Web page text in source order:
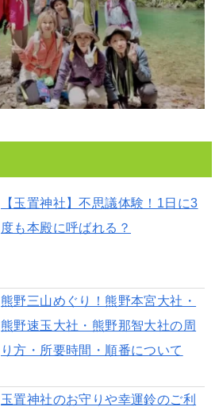
【玉置神社】不思議体験！1日に3
度も本殿に呼ばれる？
熊野三山めぐり！熊野本宮大社・
熊野速玉大社・熊野那智大社の周
り方・所要時間・順番について
玉置神社のお守りや幸運鈴のご利